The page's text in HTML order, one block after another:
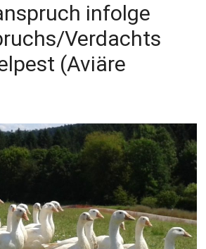
infolge
Verdachts
(Aviäre